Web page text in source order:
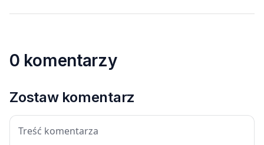
0 komentarzy
Zostaw komentarz